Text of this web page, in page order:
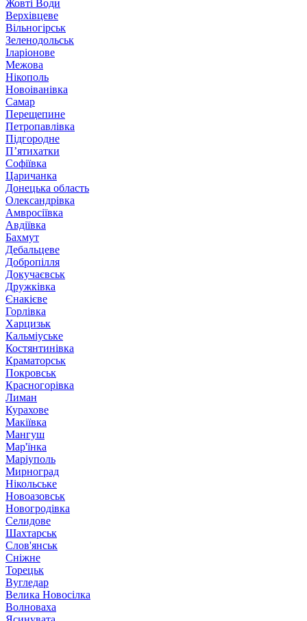
Жовті Води
Верхівцеве
Вільногірськ
Зеленодольськ
Іларіонове
Межова
Нікополь
Новоіванівка
Самар
Перещепине
Петропавлівка
Підгородне
П’ятихатки
Софіївка
Царичанка
Донецька область
Олександрівка
Амвросіївка
Авдіївка
Бахмут
Дебальцеве
Добропілля
Докучаєвськ
Дружківка
Єнакієве
Горлівка
Харцизьк
Кальміуське
Костянтинівка
Краматорськ
Покровськ
Красногорівка
Лиман
Курахове
Макіївка
Мангуш
Мар'їнка
Маріуполь
Мирноград
Нікольське
Новоазовськ
Новогродівка
Селидове
Шахтарськ
Слов'янськ
Сніжне
Торецьк
Вугледар
Велика Новосілка
Волноваха